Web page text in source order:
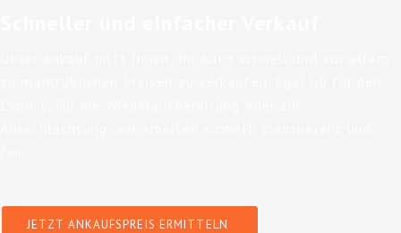
JETZT ANKAUFSPREIS ERMITTELN